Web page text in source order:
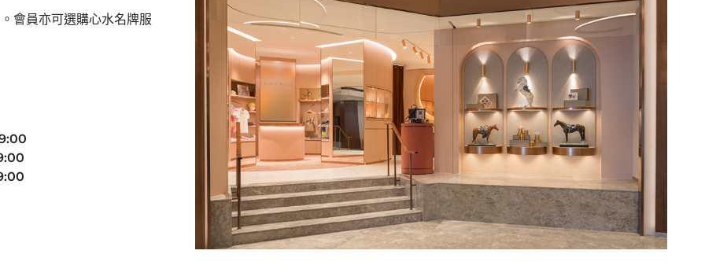
會員亦可選購心水名牌服